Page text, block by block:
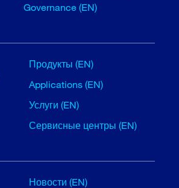
Governance (EN)
Продукты (EN)
Applications (EN)
Услуги (EN)
Сервисные центры (EN)
Новости (EN)